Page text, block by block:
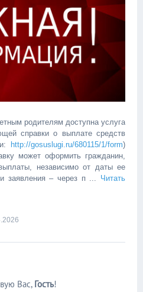
родителям доступна услуга
справки о выплате средств
http://gosuslugi.ru/680115/1/form)
может оформить гражданин,
независимо от даты ее
заявления – через п ... Читать
Вас, Гость!